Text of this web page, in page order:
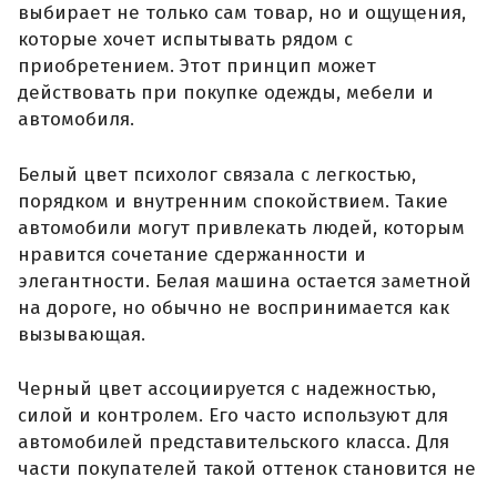
выбирает не только сам товар, но и ощущения,
которые хочет испытывать рядом с
приобретением. Этот принцип может
действовать при покупке одежды, мебели и
автомобиля.
Белый цвет психолог связала с легкостью,
порядком и внутренним спокойствием. Такие
автомобили могут привлекать людей, которым
нравится сочетание сдержанности и
элегантности. Белая машина остается заметной
на дороге, но обычно не воспринимается как
вызывающая.
Черный цвет ассоциируется с надежностью,
силой и контролем. Его часто используют для
автомобилей представительского класса. Для
части покупателей такой оттенок становится не